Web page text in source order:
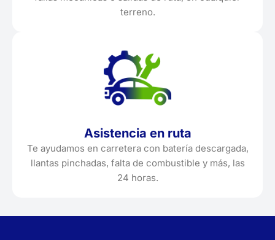
terreno.
Asistencia en ruta
Te ayudamos en carretera con batería descargada,
llantas pinchadas, falta de combustible y más, las
24 horas.